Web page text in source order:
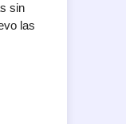
sin
las